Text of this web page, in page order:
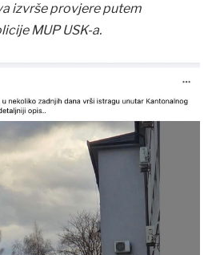
izvrše provjere putem
MUP USK-a.